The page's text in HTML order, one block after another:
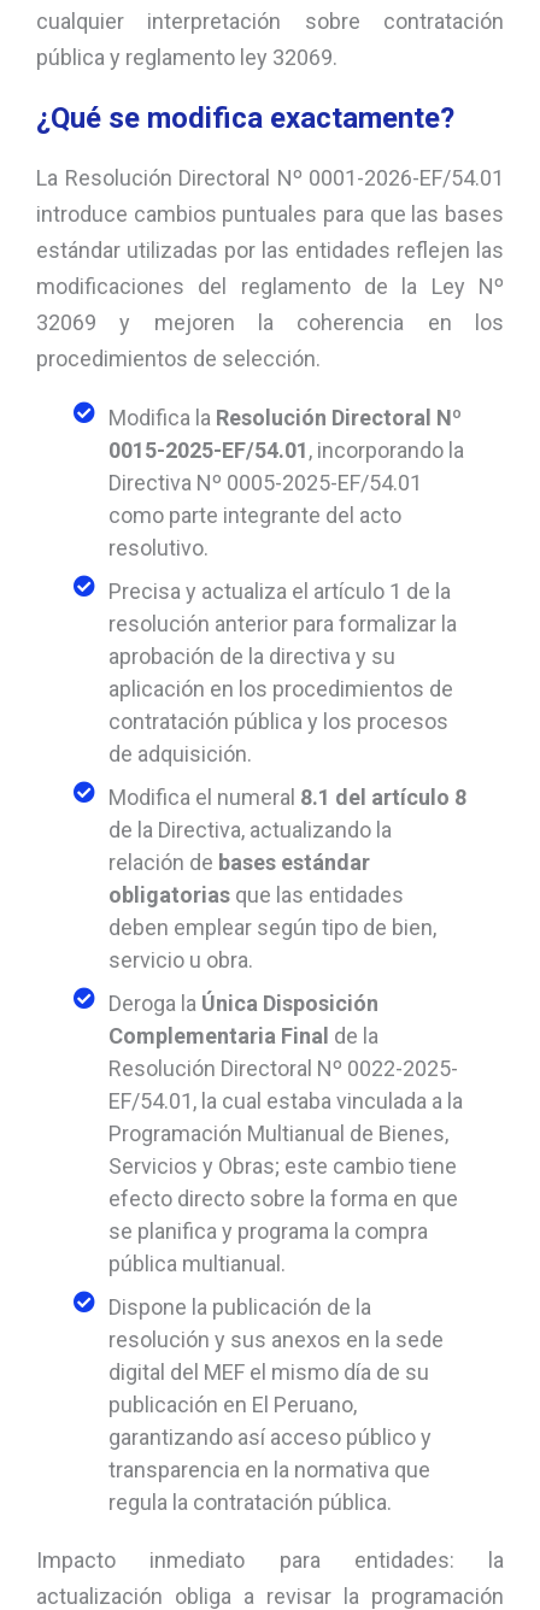
cualquier interpretación sobre contratación
pública y reglamento ley 32069.
¿Qué se modifica exactamente?
La Resolución Directoral Nº 0001-2026-EF/54.01
introduce cambios puntuales para que las bases
estándar utilizadas por las entidades reflejen las
modificaciones del reglamento de la Ley Nº
32069 y mejoren la coherencia en los
procedimientos de selección.
Modifica la Resolución Directoral Nº
0015-2025-EF/54.01, incorporando la
Directiva Nº 0005-2025-EF/54.01
como parte integrante del acto
resolutivo.
Precisa y actualiza el artículo 1 de la
resolución anterior para formalizar la
aprobación de la directiva y su
aplicación en los procedimientos de
contratación pública y los procesos
de adquisición.
Modifica el numeral 8.1 del artículo 8
de la Directiva, actualizando la
relación de bases estándar
obligatorias que las entidades
deben emplear según tipo de bien,
servicio u obra.
Deroga la Única Disposición
Complementaria Final de la
Resolución Directoral Nº 0022-2025-
EF/54.01, la cual estaba vinculada a la
Programación Multianual de Bienes,
Servicios y Obras; este cambio tiene
efecto directo sobre la forma en que
se planifica y programa la compra
pública multianual.
Dispone la publicación de la
resolución y sus anexos en la sede
digital del MEF el mismo día de su
publicación en El Peruano,
garantizando así acceso público y
transparencia en la normativa que
regula la contratación pública.
Impacto inmediato para entidades: la
actualización obliga a revisar la programación